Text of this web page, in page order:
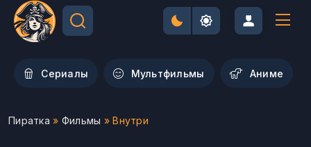
Сериалы Мультфильмы Aниме
Пиратка » Фильмы » Внутри